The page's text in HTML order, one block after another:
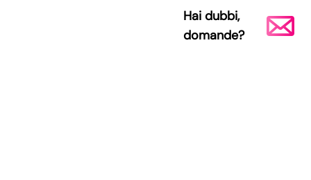
Hai dubbi,
domande?